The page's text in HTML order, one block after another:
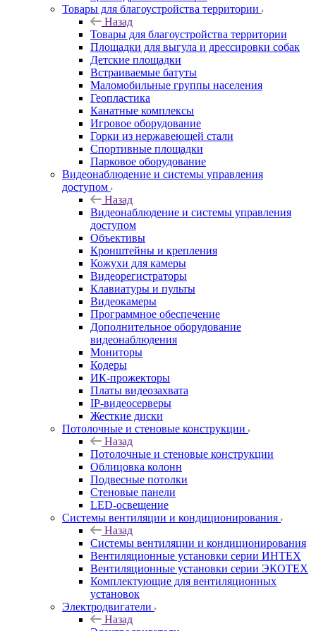
Товары для благоустройства территории
Назад
Товары для благоустройства территории
Площадки для выгула и дрессировки собак
Детские площадки
Встраиваемые батуты
Маломобильные группы населения
Геопластика
Канатные комплексы
Игровое оборудование
Горки из нержавеющей стали
Спортивные площадки
Парковое оборудование
Видеонаблюдение и системы управления
доступом
Назад
Видеонаблюдение и системы управления
доступом
Объективы
Кронштейны и крепления
Кожухи для камеры
Видеорегистраторы
Клавиатуры и пульты
Видеокамеры
Программное обеспечение
Дополнительное оборудование
видеонаблюдения
Мониторы
Кодеры
ИК-прожекторы
Платы видеозахвата
IP-видеосерверы
Жесткие диски
Потолочные и стеновые конструкции
Назад
Потолочные и стеновые конструкции
Облицовка колонн
Подвесные потолки
Стеновые панели
LED-освещение
Системы вентиляции и кондиционирования
Назад
Системы вентиляции и кондиционирования
Вентиляционные установки серии ИНТЕХ
Вентиляционные установки серии ЭКОТЕХ
Комплектующие для вентиляционных
установок
Электродвигатели
Назад